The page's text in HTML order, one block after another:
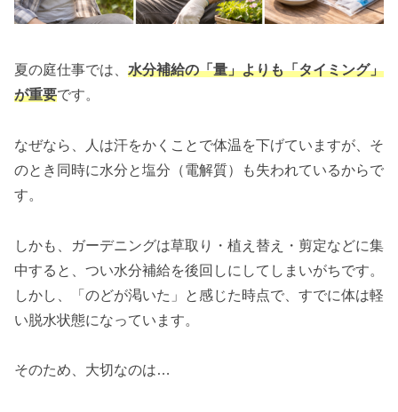
夏の庭仕事では、 水分補給の「量」よりも「タイミング」
が重要です。
なぜなら、人は汗をかくことで体温を下げていますが、そ
のとき同時に水分と塩分（電解質）も失われているからで
す。
しかも、ガーデニングは草取り・植え替え・剪定などに集
中すると、つい水分補給を後回しにしてしまいがちです。
しかし、「のどが渇いた」と感じた時点で、すでに体は軽
い脱水状態になっています。
そのため、大切なのは…